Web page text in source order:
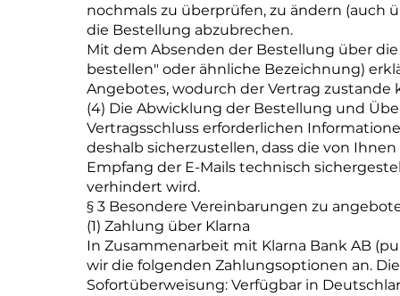
nochmals zu überprüfen, zu ändern (auch
die Bestellung abzubrechen.
Mit dem Absenden der Bestellung über
bestellen" oder ähnliche Bezeichnung)
Angebotes, wodurch der Vertrag zustande
(4) Die Abwicklung der Bestellung und
Vertragsschluss erforderlichen
deshalb sicherzustellen, dass die von
Empfang der E-Mails technisch
verhindert wird.
§ 3 Besondere Vereinbarungen zu
(1) Zahlung über Klarna
In Zusammenarbeit mit Klarna Bank AB
wir die folgenden Zahlungsoptionen an.
Sofortüberweisung: Verfügbar in